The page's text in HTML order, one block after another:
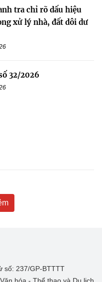
tra chỉ rõ dấu hiệu
xử lý nhà, đất dôi dư
32/2026
số: 237/GP-BTTTT
hóa - Thể thao và Du lịch